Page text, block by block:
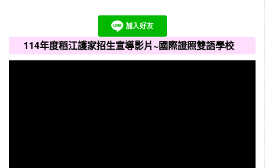
114年度稻江護家招生宣導影片~國際證照雙語學校